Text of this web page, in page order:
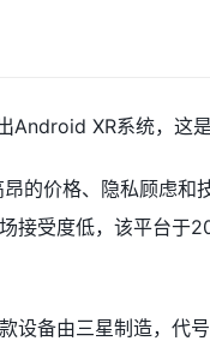
XR系统，这
的价格、隐私顾虑
接受度低，该平台于
设备由三星制造，代